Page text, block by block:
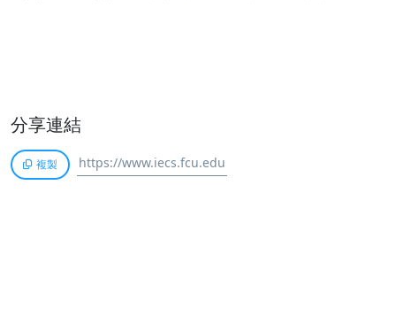
分享連結
複製